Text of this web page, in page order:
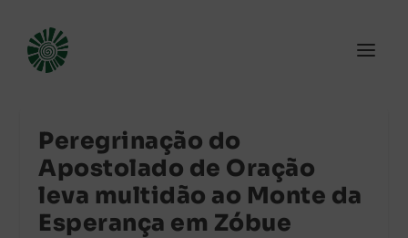
Peregrinação do
Apostolado de Oração
leva multidão ao Monte da
Esperança em Zóbue